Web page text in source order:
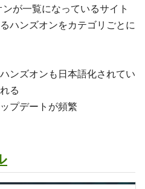
が一覧になっているサイト
ハンズオンをカテゴリごとに
ンズオンも日本語化されてい
る
プデートが頻繁